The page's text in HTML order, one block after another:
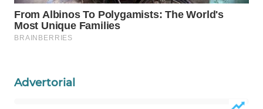
Advertorial
LABUANBAJO
WN
Wahana
Media